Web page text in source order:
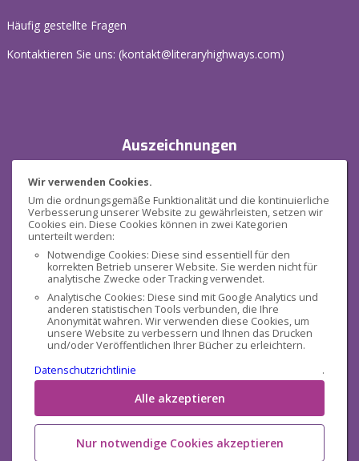
Wir verwenden Cookies.
Um die ordnungsgemäße Funktionalität und die kontinuierliche
Verbesserung unserer Website zu gewährleisten, setzen wir
Cookies ein. Diese Cookies können in zwei Kategorien
unterteilt werden:
Notwendige Cookies: Diese sind essentiell für den
korrekten Betrieb unserer Website. Sie werden nicht für
analytische Zwecke oder Tracking verwendet.
Analytische Cookies: Diese sind mit Google Analytics und
anderen statistischen Tools verbunden, die Ihre
Anonymität wahren. Wir verwenden diese Cookies, um
unsere Website zu verbessern und Ihnen das Drucken
und/oder Veröffentlichen Ihrer Bücher zu erleichtern.
Datenschutzrichtlinie
.
Alle akzeptieren
Nur notwendige Cookies akzeptieren
Häufig gestellte Fragen
Kontaktieren Sie uns: (kontakt@literaryhighways.com)
Auszeichnungen
Sicherheit
Sozialen Medien